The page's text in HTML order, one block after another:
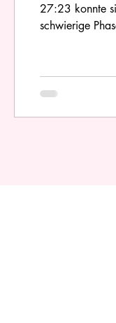
27:23 konnte
schwierige